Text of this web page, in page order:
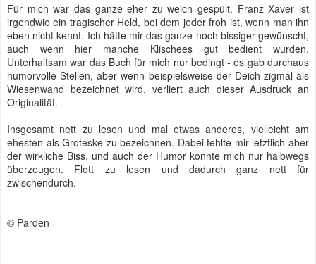
Für mich war das ganze eher zu weich gespült. Franz Xaver ist
irgendwie ein tragischer Held, bei dem jeder froh ist, wenn man ihn
eben nicht kennt. Ich hätte mir das ganze noch bissiger gewünscht,
auch wenn hier manche Klischees gut bedient wurden.
Unterhaltsam war das Buch für mich nur bedingt - es gab durchaus
humorvolle Stellen, aber wenn beispielsweise der Deich zigmal als
Wiesenwand bezeichnet wird, verliert auch dieser Ausdruck an
Originalität.
Insgesamt nett zu lesen und mal etwas anderes, vielleicht am
ehesten als Groteske zu bezeichnen. Dabei fehlte mir letztlich aber
der wirkliche Biss, und auch der Humor konnte mich nur halbwegs
überzeugen. Flott zu lesen und dadurch ganz nett für
zwischendurch.
© Parden